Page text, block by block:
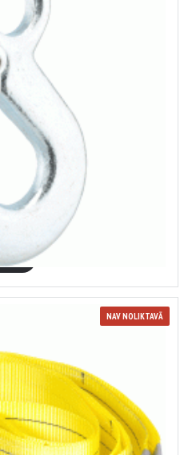
Svars 0,150 kg 12325
NAV NOLIKTAVĀ